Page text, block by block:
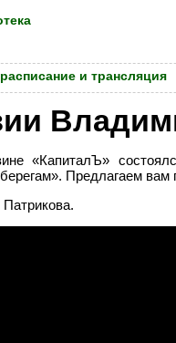
и трансляция
«КапиталЪ»
Предлагаем вам